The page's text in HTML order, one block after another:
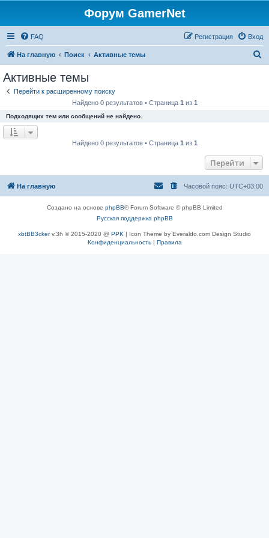
Форум GamerNet
FAQ Вход
Регистрация
На главную Поиск Активные темы
Активные темы
Перейти к расширенному поиску
Найдено 0 результатов • Страница 1 из 1
Подходящих тем или сообщений не найдено.
Найдено 0 результатов • Страница 1 из 1
Перейти
На главную Часовой пояс: UTC+03:00
Создано на основе phpBB® Forum Software © phpBB Limited
Русская поддержка phpBB
xbtBB3ckerv.3h © 2015-2020 @ PPK | Icon Theme by Everaldo.com Design Studio
Конфиденциальность| Правила